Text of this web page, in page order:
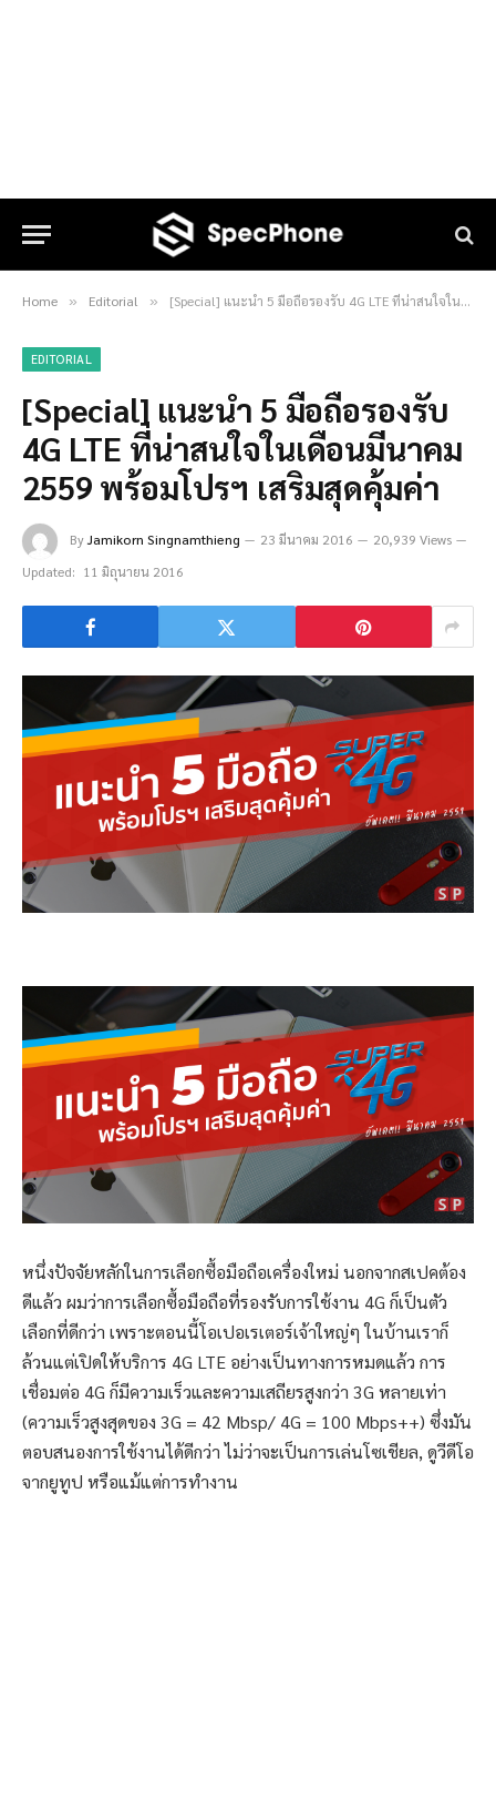
Home » Editorial » [Special] แนะนำ 5 มือถือรองรับ 4G LTE ที่น่าสนใจในเดือนมีนาคม 2559 พร้อมโปรฯ เสริมสุดคุ้มค่า
EDITORIAL
[Special] แนะนำ 5 มือถือรองรับ
4G LTE ที่น่าสนใจในเดือนมีนาคม
2559 พร้อมโปรฯ เสริมสุดคุ้มค่า
ByJamikorn Singnamthieng 23 มีนาคม 2016
20,939 Views
Updated: 11 มิถุนายน 2016
หนึ่งปัจจัยหลักในการเลือกซื้อมือถือเครื่องใหม่ นอกจากสเปคต้อง
ดีแล้ว ผมว่าการเลือกซื้อมือถือที่รองรับการใช้งาน 4G ก็เป็นตัว
เลือกที่ดีกว่า เพราะตอนนี้โอเปอเรเตอร์เจ้าใหญ่ๆ ในบ้านเราก็
ล้วนแต่เปิดให้บริการ 4G LTE อย่างเป็นทางการหมดแล้ว การ
เชื่อมต่อ 4G ก็มีความเร็วและความเสถียรสูงกว่า 3G หลายเท่า
(ความเร็วสูงสุดของ 3G = 42 Mbsp/ 4G = 100 Mbps++) ซึ่งมัน
ตอบสนองการใช้งานได้ดีกว่า ไม่ว่าจะเป็นการเล่นโซเชียล, ดูวีดีโอ
จากยูทูป หรือแม้แต่การทำงาน